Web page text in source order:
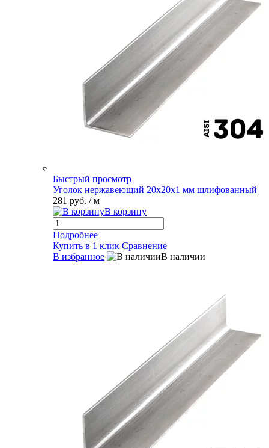
Быстрый просмотр
Уголок нержавеющий 20х20х1 мм шлифованный
281 руб. / м
В корзину
Подробнее
Купить в 1 клик Сравнение
В избранное
В наличии